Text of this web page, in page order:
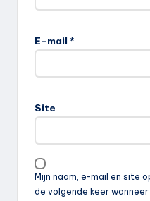
E-mail *
Site
Mijn naam, e-mail en site
de volgende keer